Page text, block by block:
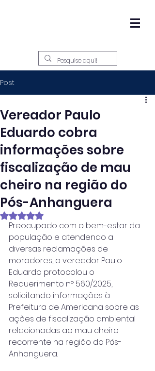
Post
Vereador Paulo
Eduardo cobra
informações sobre
fiscalização de mau
cheiro na região do
Pós-Anhanguera
Avaliado com NaN de 5 estrelas.
Preocupado com o bem-estar da
população e atendendo a
diversas reclamações de
moradores, o vereador Paulo
Eduardo protocolou o
Requerimento nº 560/2025,
solicitando informações à
Prefeitura de Americana sobre as
ações de fiscalização ambiental
relacionadas ao mau cheiro
recorrente na região do Pós-
Anhanguera.